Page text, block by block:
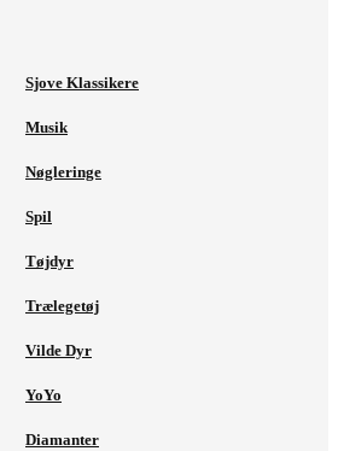
Sjove Klassikere
Musik
Nøgleringe
Spil
Tøjdyr
Trælegetøj
Vilde Dyr
YoYo
Diamanter